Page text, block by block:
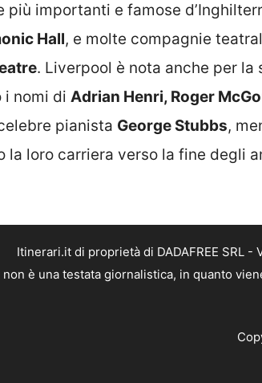
più importanti e famose
Hall, e molte compagnie
. Liverpool è nota anche per
i nomi di Adrian Henri, Roger
pianista George Stubbs,
la loro carriera verso la fine degli
Itinerari.it di proprietà di DADAFREE SRL -
è una testata giornalistica, in quanto